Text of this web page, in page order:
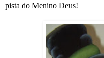
pista do Menino Deus!